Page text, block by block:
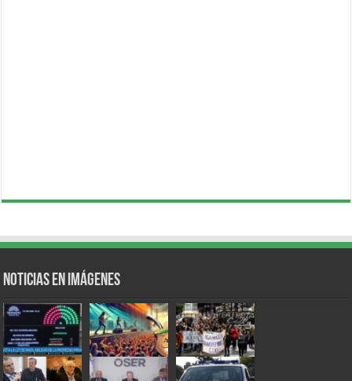
Noticias en Imágenes